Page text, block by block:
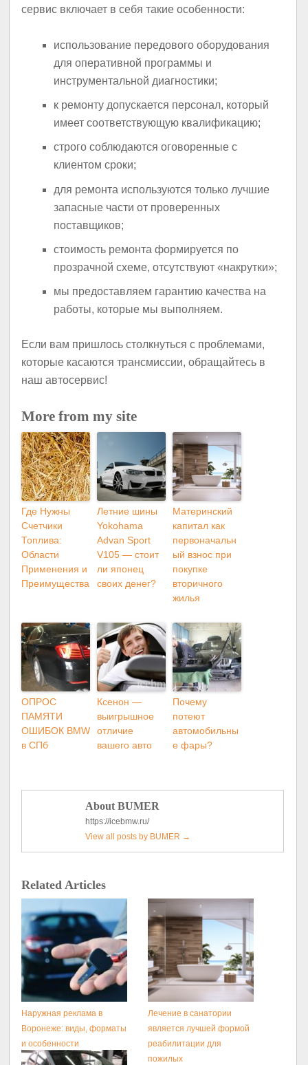
сервис включает в себя такие особенности:
использование передового оборудования
для оперативной программы и
инструментальной диагностики;
к ремонту допускается персонал, который
имеет соответствующую квалификацию;
строго соблюдаются оговоренные с
клиентом сроки;
для ремонта используются только лучшие
запасные части от проверенных
поставщиков;
стоимость ремонта формируется по
прозрачной схеме, отсутствуют «накрутки»;
мы предоставляем гарантию качества на
работы, которые мы выполняем.
Если вам пришлось столкнуться с проблемами,
которые касаются трансмиссии, обращайтесь в
наш автосервис!
More from my site
Где Нужны
Счетчики
Топлива:
Области
Применения и
Преимущества
Летние шины
Yokohama
Advan Sport
V105 — стоит
ли японец
своих денег?
Материнский
капитал как
первоначальн
ый взнос при
покупке
вторичного
жилья
ОПРОС
ПАМЯТИ
ОШИБОК BMW
в СПб
Ксенон —
выигрышное
отличие
вашего авто
Почему
потеют
автомобильны
е фары?
About BUMER
https://icebmw.ru/
View all posts by BUMER →
Related Articles
Наружная реклама в
Воронеже: виды, форматы
и особенности
размещения
Лечение в санатории
является лучшей формой
реабилитации для
пожилых